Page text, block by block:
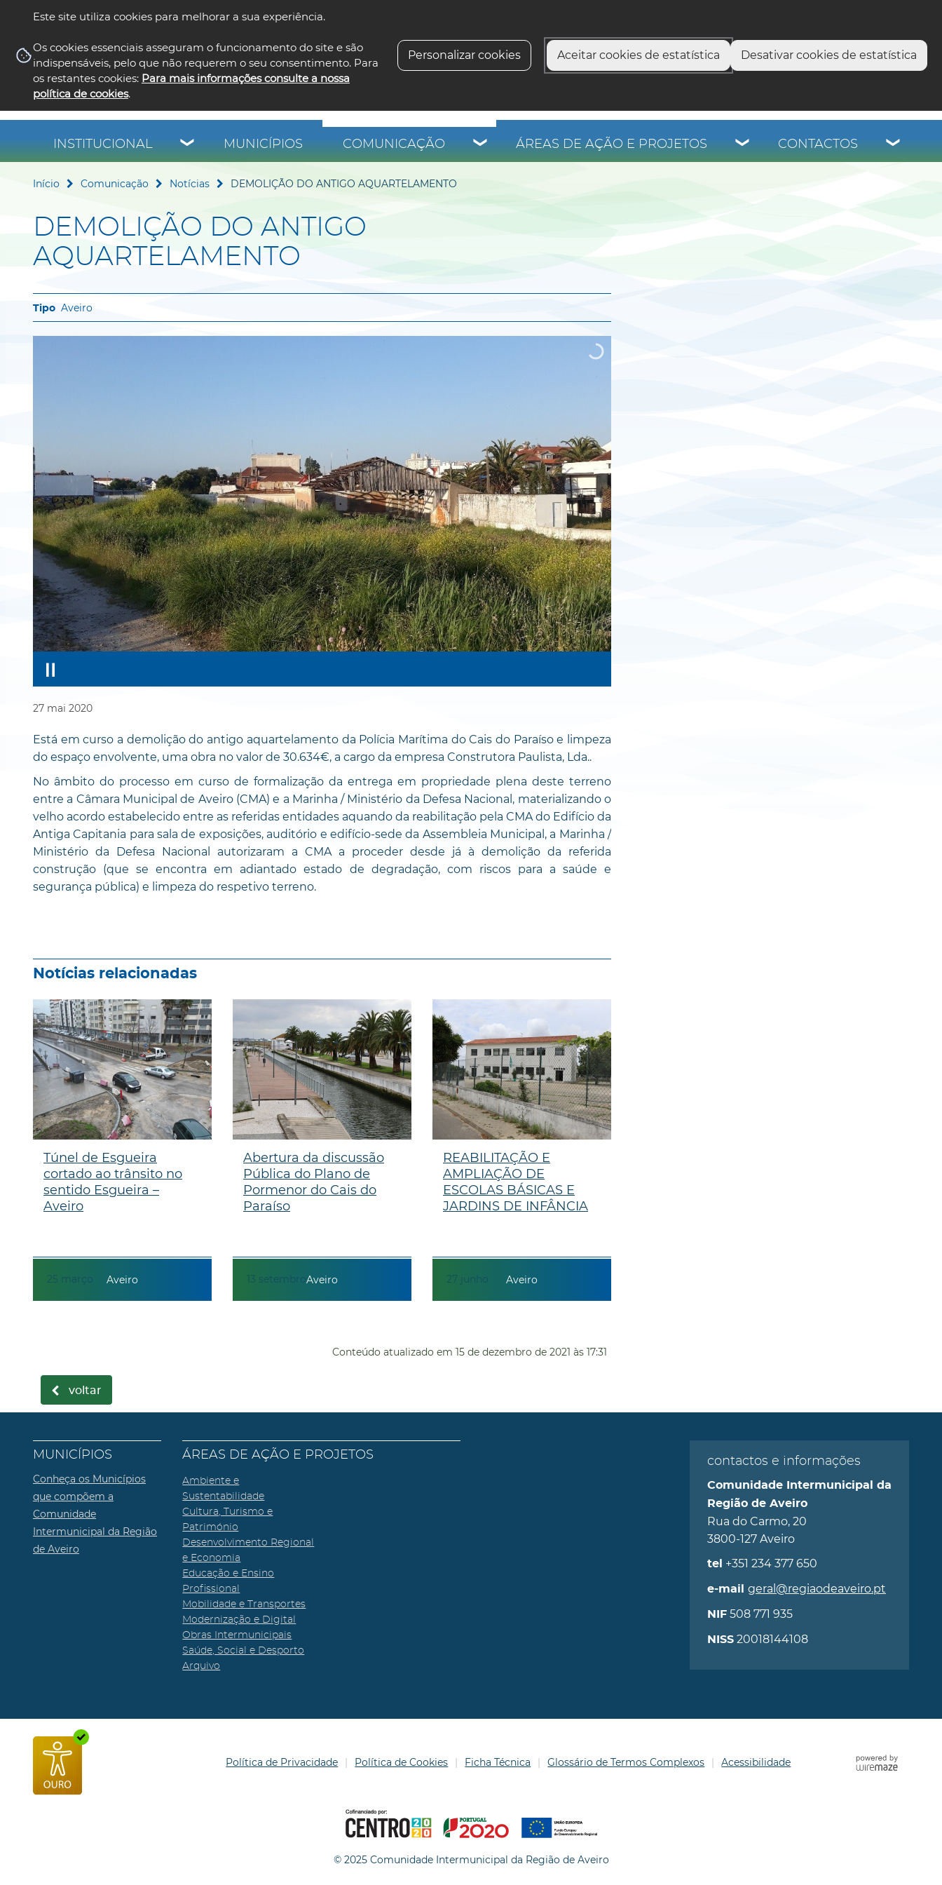
Este site utiliza cookies para melhorar a sua experiência.
Os cookies essenciais asseguram o funcionamento do site e são
indispensáveis, pelo que não requerem o seu consentimento. Para
os restantes cookies: Para mais informações consulte a nossa
política de cookies.
Personalizar cookies Aceitar cookies de estatística Desativar cookies de estatística
INSTITUCIONAL MUNICÍPIOS COMUNICAÇÃO ÁREAS DE AÇÃO E PROJETOS CONTACTOS
Início Comunicação Notícias DEMOLIÇÃO DO ANTIGO AQUARTELAMENTO
DEMOLIÇÃO DO ANTIGO
AQUARTELAMENTO
Aveiro
27 mai 2020
Está em curso a demolição do antigo aquartelamento da Polícia Marítima do Cais do Paraíso e limpeza
do espaço envolvente, uma obra no valor de 30.634€, a cargo da empresa Construtora Paulista, Lda..
No âmbito do processo em curso de formalização da entrega em propriedade plena deste terreno
entre a Câmara Municipal de Aveiro (CMA) e a Marinha / Ministério da Defesa Nacional, materializando o
velho acordo estabelecido entre as referidas entidades aquando da reabilitação pela CMA do Edifício da
Antiga Capitania para sala de exposições, auditório e edifício-sede da Assembleia Municipal, a Marinha /
Ministério da Defesa Nacional autorizaram a CMA a proceder desde já à demolição da referida
construção (que se encontra em adiantado estado de degradação, com riscos para a saúde e
segurança pública) e limpeza do respetivo terreno.
Notícias relacionadas
25 março
Túnel de Esgueira
cortado ao trânsito no
sentido Esgueira –
Aveiro
Aveiro 13 setembro
Abertura da discussão
Pública do Plano de
Pormenor do Cais do
Paraíso
Aveiro 27 junho
REABILITAÇÃO E
AMPLIAÇÃO DE
ESCOLAS BÁSICAS E
JARDINS DE INFÂNCIA
Aveiro
Conteúdo atualizado em 15 de dezembro de 2021 às 17:31
voltar
MUNICÍPIOS
Conheça os Municípios
que compõem a
Comunidade
Intermunicipal da Região
de Aveiro
ÁREAS DE AÇÃO E PROJETOS
Ambiente e
Sustentabilidade
Cultura, Turismo e
Património
Desenvolvimento Regional
e Economia
Educação e Ensino
Profissional
Mobilidade e Transportes
Modernização e Digital
Obras Intermunicipais
Saúde, Social e Desporto
Arquivo
contactos e informações
Comunidade Intermunicipal da
Região de Aveiro
Rua do Carmo, 20
3800-127 Aveiro
tel +351 234 377 650
e-mail geral@regiaodeaveiro.pt
NIF508 771 935
NISS20018144108
Política de Privacidade Política de Cookies Ficha Técnica Glossário de Termos Complexos Acessibilidade
© 2025 Comunidade Intermunicipal da Região de Aveiro